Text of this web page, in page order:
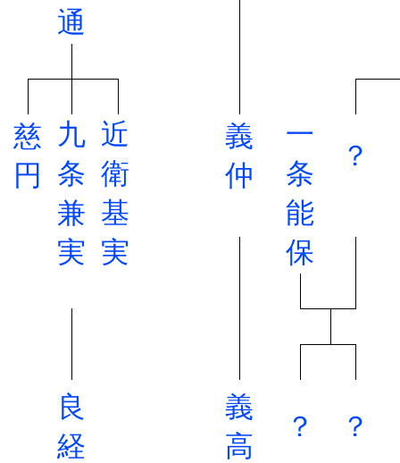
通
慈
円
九
条
兼
実
近
衛
基
実
義
仲
一
条
能
保
？
良
経
義
高
？ ？